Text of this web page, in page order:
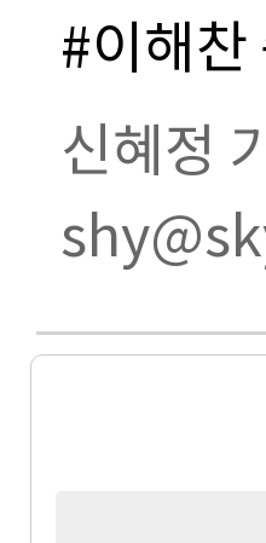
#이해찬
신혜정